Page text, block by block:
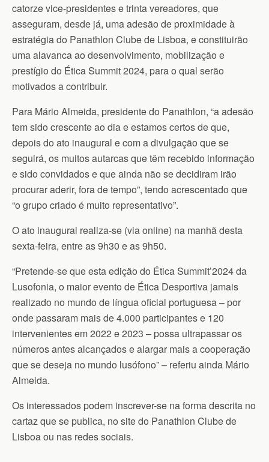
catorze vice-presidentes e trinta vereadores, que
asseguram, desde já, uma adesão de proximidade à
estratégia do Panathlon Clube de Lisboa, e constituirão
uma alavanca ao desenvolvimento, mobilização e
prestígio do Ética Summit 2024, para o qual serão
motivados a contribuir.
Para Mário Almeida, presidente do Panathlon, “a adesão
tem sido crescente ao dia e estamos certos de que,
depois do ato inaugural e com a divulgação que se
seguirá, os muitos autarcas que têm recebido informação
e sido convidados e que ainda não se decidiram irão
procurar aderir, fora de tempo”, tendo acrescentado que
“o grupo criado é muito representativo”.
O ato inaugural realiza-se (via online) na manhã desta
sexta-feira, entre as 9h30 e as 9h50.
“Pretende-se que esta edição do Ética Summit’2024 da
Lusofonia, o maior evento de Ética Desportiva jamais
realizado no mundo de língua oficial portuguesa – por
onde passaram mais de 4.000 participantes e 120
intervenientes em 2022 e 2023 – possa ultrapassar os
números antes alcançados e alargar mais a cooperação
que se deseja no mundo lusófono” – referiu ainda Mário
Almeida.
Os interessados podem inscrever-se na forma descrita no
cartaz que se publica, no site do Panathlon Clube de
Lisboa ou nas redes sociais.